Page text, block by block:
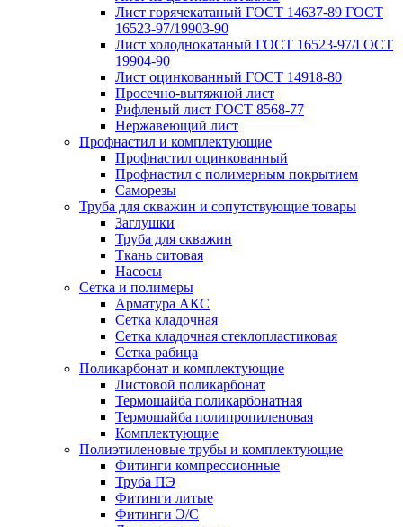
Лист горячекатаный ГОСТ 14637-89 ГОСТ
16523-97/19903-90
Лист холоднокатаный ГОСТ 16523-97/ГОСТ
19904-90
Лист оцинкованный ГОСТ 14918-80
Просечно-вытяжной лист
Рифленый лист ГОСТ 8568-77
Нержавеющий лист
Профнастил и комплектующие
Профнастил оцинкованный
Профнастил с полимерным покрытием
Саморезы
Труба для скважин и сопутствующие товары
Заглушки
Труба для скважин
Ткань ситовая
Насосы
Сетка и полимеры
Арматура АКС
Сетка кладочная
Сетка кладочная стеклопластиковая
Сетка рабица
Поликарбонат и комплектующие
Листовой поликарбонат
Термошайба поликарбонатная
Термошайба полипропиленовая
Комплектующие
Полиэтиленовые трубы и комплектующие
Фитинги компрессионные
Труба ПЭ
Фитинги литые
Фитинги Э/С